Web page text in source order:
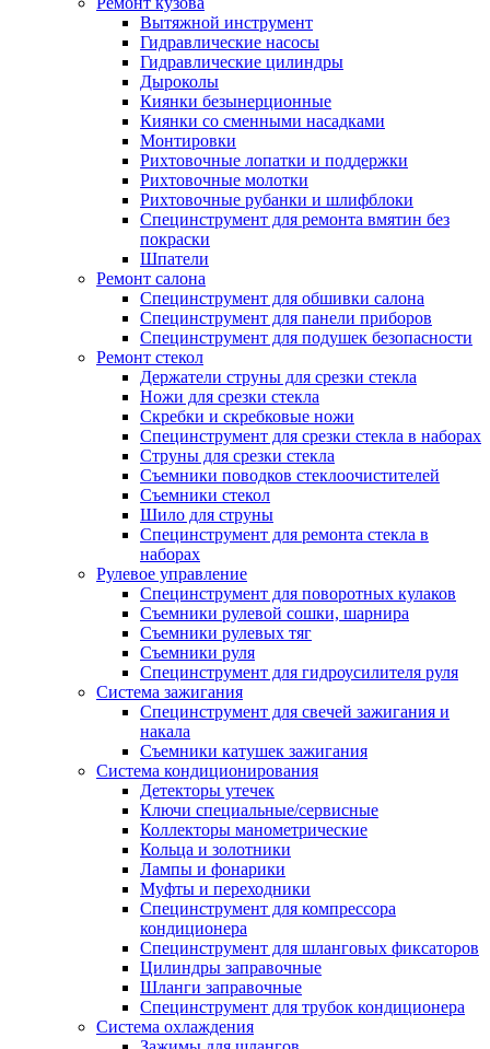
Вытяжной инструмент
Гидравлические насосы
Гидравлические цилиндры
Дыроколы
Киянки безынерционные
Киянки со сменными насадками
Монтировки
Рихтовочные лопатки и поддержки
Рихтовочные молотки
Рихтовочные рубанки и шлифблоки
Специнструмент для ремонта вмятин без
покраски
Шпатели
Ремонт салона
Специнструмент для обшивки салона
Специнструмент для панели приборов
Специнструмент для подушек безопасности
Ремонт стекол
Держатели струны для срезки стекла
Ножи для срезки стекла
Скребки и скребковые ножи
Специнструмент для срезки стекла в наборах
Струны для срезки стекла
Съемники поводков стеклоочистителей
Съемники стекол
Шило для струны
Специнструмент для ремонта стекла в
наборах
Рулевое управление
Специнструмент для поворотных кулаков
Съемники рулевой сошки, шарнира
Съемники рулевых тяг
Съемники руля
Специнструмент для гидроусилителя руля
Система зажигания
Специнструмент для свечей зажигания и
накала
Съемники катушек зажигания
Система кондиционирования
Детекторы утечек
Ключи специальные/сервисные
Коллекторы манометрические
Кольца и золотники
Лампы и фонарики
Муфты и переходники
Специнструмент для компрессора
кондиционера
Специнструмент для шланговых фиксаторов
Цилиндры заправочные
Шланги заправочные
Специнструмент для трубок кондиционера
Система охлаждения